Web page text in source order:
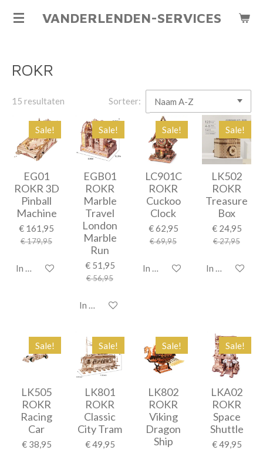
Ga
hoofdinhoud
VANDERLENDEN-SERVICES
ROKR
15 resultaten Sorteer:
Sale!
EG01
ROKR 3D
Pinball
Machine
€ 161,95
€ 179,95
In winkelwagen
Sale!
EGB01
ROKR
Marble
Travel
London
Marble
Run
€ 51,95
€ 56,95
In winkelwagen
Sale!
LC901C
ROKR
Cuckoo
Clock
€ 62,95
€ 69,95
In winkelwagen
Sale!
LK502
ROKR
Treasure
Box
€ 24,95
€ 27,95
In
Sale!
LK505
ROKR
Racing
Car
€ 38,95
Sale!
LK801
ROKR
Classic
City Tram
€ 49,95
Sale!
LK802
ROKR
Viking
Dragon
Ship
Sale!
LKA02
ROKR
Space
Shuttle
€ 49,95